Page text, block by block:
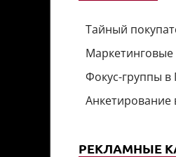
Тайный
Маркетинговые
Фокус-группы
РЕКЛАМНЫЕ